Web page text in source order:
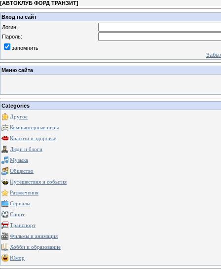
[АВТОКЛУБ ФОРД ТРАНЗИТ]
Вход на сайт
Логин:
Пароль:
запомнить
Меню сайта
Categories
Другое
Компьютерные игры
Красота и здоровье
Люди и блоги
Музыка
Общество
Путешествия и события
Развлечения
Сериалы
Спорт
Транспорт
Фильмы и анимация
Хобби и образование
Юмор